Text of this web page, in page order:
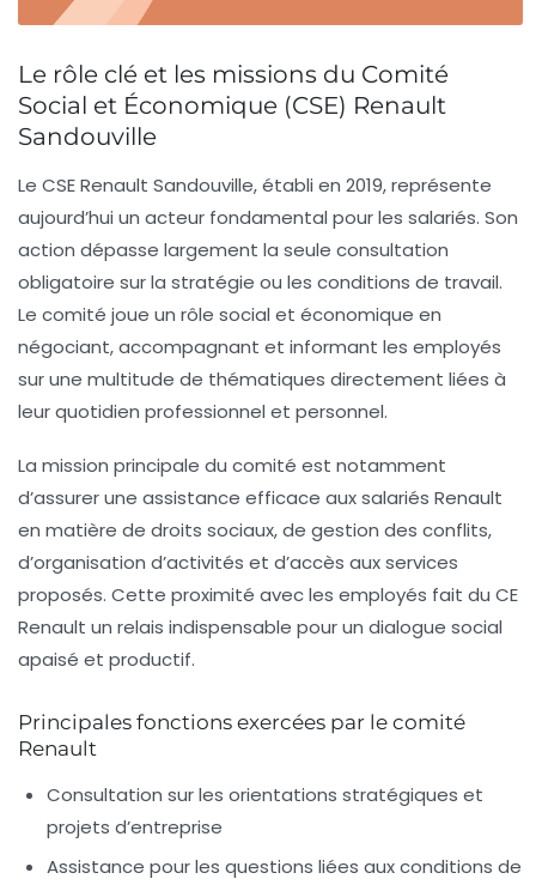
Le rôle clé et les missions du Comité
Social et Économique (CSE) Renault
Sandouville
Le CSE Renault Sandouville, établi en 2019, représente
aujourd’hui un acteur fondamental pour les salariés. Son
action dépasse largement la seule consultation
obligatoire sur la stratégie ou les conditions de travail.
Le comité joue un rôle social et économique en
négociant, accompagnant et informant les employés
sur une multitude de thématiques directement liées à
leur quotidien professionnel et personnel.
La mission principale du comité est notamment
d’assurer une assistance efficace aux salariés Renault
en matière de droits sociaux, de gestion des conflits,
d’organisation d’activités et d’accès aux services
proposés. Cette proximité avec les employés fait du CE
Renault un relais indispensable pour un dialogue social
apaisé et productif.
Principales fonctions exercées par le comité
Renault
Consultation sur les orientations stratégiques et
projets d’entreprise
Assistance pour les questions liées aux conditions de